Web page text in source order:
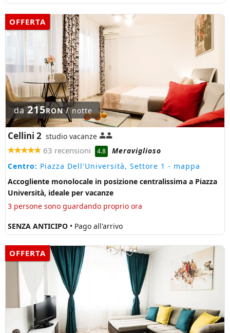
OFFERTA
da 215RON/notte
Cellini 2 studio vacanze
63 recensioni 4.8
Meraviglioso
Centro: Piazza Dell'Università, Settore 1 - mappa
Accogliente monolocale in posizione centralissima a Piazza
Università, ideale per vacanze
3 persone sono guardando proprio ora
SENZA ANTICIPO • Pago all'arrivo
OFFERTA